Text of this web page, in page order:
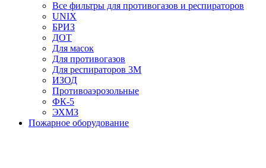
Все фильтры для противогазов и респираторов
UNIX
БРИЗ
ДОТ
Для масок
Для противогазов
Для респираторов 3М
ИЗОД
Противоаэрозольные
ФК-5
ЭХМЗ
Пожарное оборудование